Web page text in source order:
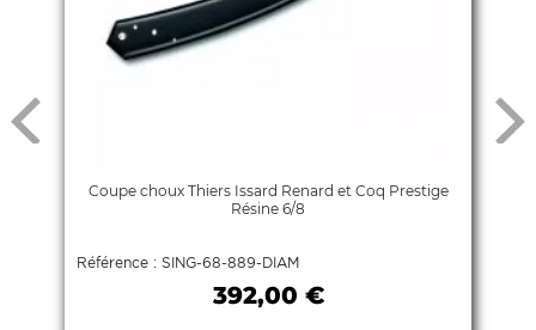
Coupe choux Thiers Issard Renard et Coq Prestige
Résine 6/8
Référence : SING-68-889-DIAM
392,00 €